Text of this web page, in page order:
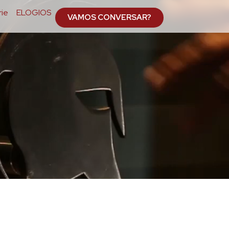
ELOGIOS VAMOS CONVERSAR?